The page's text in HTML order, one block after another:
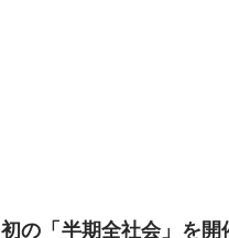
初の「半期全社会」を